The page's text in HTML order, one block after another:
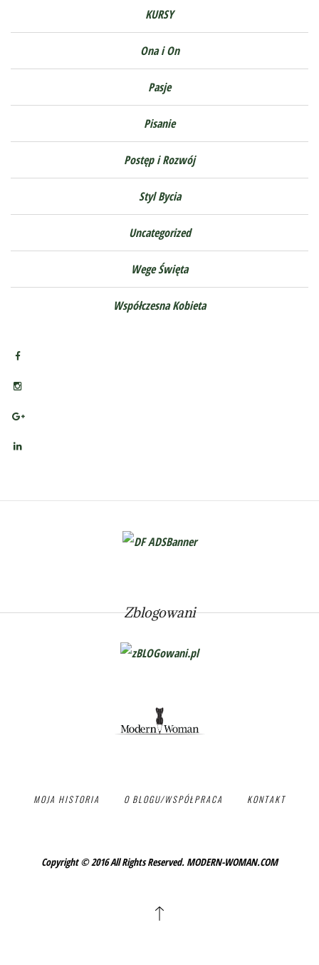
KURSY
Ona i On
Pasje
Pisanie
Postęp i Rozwój
Styl Bycia
Uncategorized
Wege Święta
Współczesna Kobieta
Zblogowani
MOJA HISTORIA O BLOGU/WSPÓŁPRACA KONTAKT
Copyright © 2016 All Rights Reserved. MODERN-WOMAN.COM